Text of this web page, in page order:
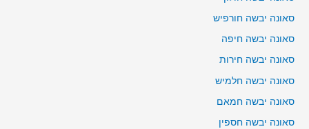
סאונה יבשה חורפיש
סאונה יבשה חיפה
סאונה יבשה חירות
סאונה יבשה חלמיש
סאונה יבשה חמאם
סאונה יבשה חספין